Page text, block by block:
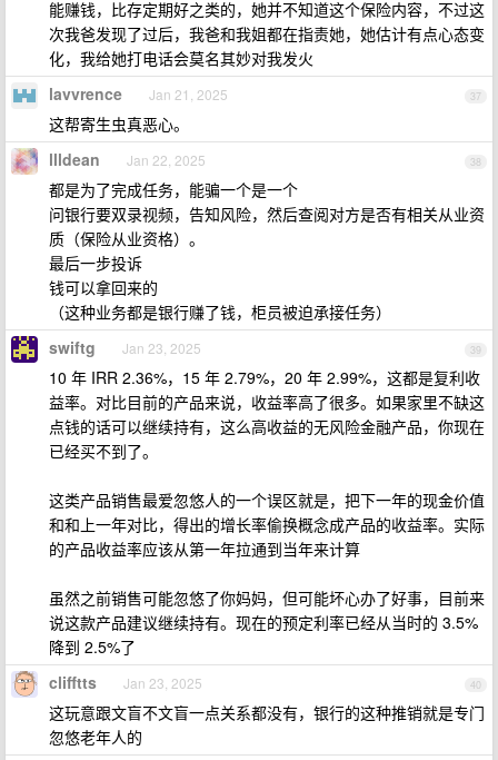
能赚钱，比存定期好之类的，她并不知道这个保险内容，不过这
次我爸发现了过后，我爸和我姐都在指责她，她估计有点心态变
化，我给她打电话会莫名其妙对我发火
37
lavvrence Jan 21, 2025
这帮寄生虫真恶心。
38
llldean Jan 22, 2025
都是为了完成任务，能骗一个是一个
问银行要双录视频，告知风险，然后查阅对方是否有相关从业资
质（保险从业资格）。
最后一步投诉
钱可以拿回来的
（这种业务都是银行赚了钱，柜员被迫承接任务）
39
swiftg Jan 23, 2025
10 年 IRR 2.36%，15 年 2.79%，20 年 2.99%，这都是复利收
益率。对比目前的产品来说，收益率高了很多。如果家里不缺这
点钱的话可以继续持有，这么高收益的无风险金融产品，你现在
已经买不到了。
这类产品销售最爱忽悠人的一个误区就是，把下一年的现金价值
和和上一年对比，得出的增长率偷换概念成产品的收益率。实际
的产品收益率应该从第一年拉通到当年来计算
虽然之前销售可能忽悠了你妈妈，但可能坏心办了好事，目前来
说这款产品建议继续持有。现在的预定利率已经从当时的 3.5%
降到 2.5%了
40
clifftts Jan 23, 2025
这玩意跟文盲不文盲一点关系都没有，银行的这种推销就是专门
忽悠老年人的